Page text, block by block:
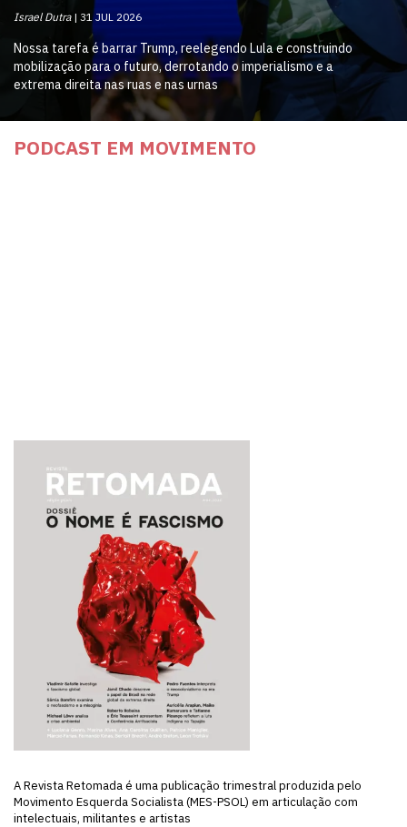
Israel Dutra 31 JUL 2026
Nossa tarefa é barrar Trump, reelegendo Lula e construindo
mobilização para o futuro, derrotando o imperialismo e a
extrema direita nas ruas e nas urnas
PODCAST EM MOVIMENTO
A Revista Retomada é uma publicação trimestral produzida pelo
Movimento Esquerda Socialista (MES-PSOL) em articulação com
intelectuais, militantes e artistas